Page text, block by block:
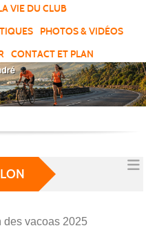
VIE DU CLUB
PHOTOS & VIDÉOS
CONTACT ET PLAN
des vacoas 2025